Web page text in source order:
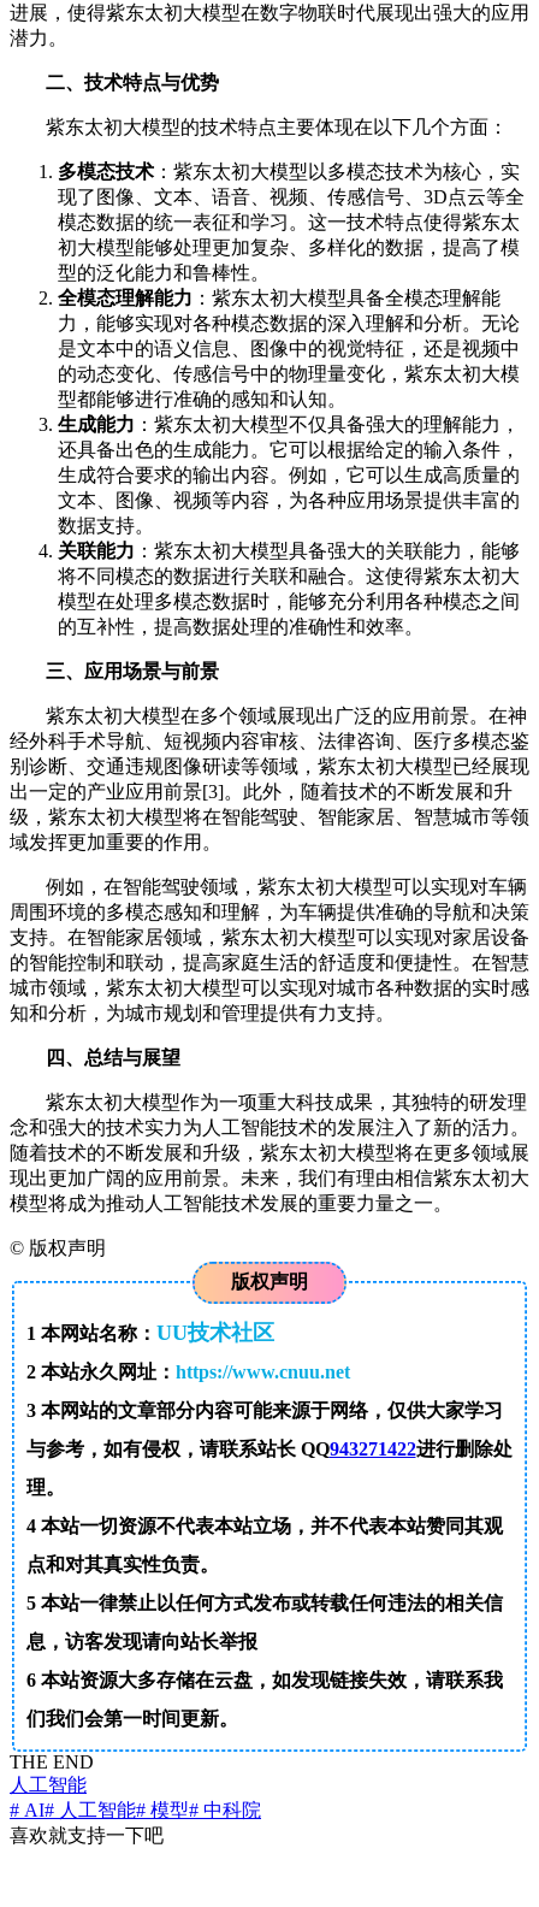
进展，使得紫东太初大模型在数字物联时代展现出强大的应用
潜力。
二、技术特点与优势
紫东太初大模型的技术特点主要体现在以下几个方面：
多模态技术 ：紫东太初大模型以多模态技术为核心，实
现了图像、文本、语音、视频、传感信号、3D点云等全
模态数据的统一表征和学习。这一技术特点使得紫东太
初大模型能够处理更加复杂、多样化的数据，提高了模
型的泛化能力和鲁棒性。
全模态理解能力 ：紫东太初大模型具备全模态理解能
力，能够实现对各种模态数据的深入理解和分析。无论
是文本中的语义信息、图像中的视觉特征，还是视频中
的动态变化、传感信号中的物理量变化，紫东太初大模
型都能够进行准确的感知和认知。
生成能力 ：紫东太初大模型不仅具备强大的理解能力，
还具备出色的生成能力。它可以根据给定的输入条件，
生成符合要求的输出内容。例如，它可以生成高质量的
文本、图像、视频等内容，为各种应用场景提供丰富的
数据支持。
关联能力 ：紫东太初大模型具备强大的关联能力，能够
将不同模态的数据进行关联和融合。这使得紫东太初大
模型在处理多模态数据时，能够充分利用各种模态之间
的互补性，提高数据处理的准确性和效率。
三、应用场景与前景
紫东太初大模型在多个领域展现出广泛的应用前景。在神
经外科手术导航、短视频内容审核、法律咨询、医疗多模态鉴
别诊断、交通违规图像研读等领域，紫东太初大模型已经展现
出一定的产业应用前景[3]。此外，随着技术的不断发展和升
级，紫东太初大模型将在智能驾驶、智能家居、智慧城市等领
域发挥更加重要的作用。
例如，在智能驾驶领域，紫东太初大模型可以实现对车辆
周围环境的多模态感知和理解，为车辆提供准确的导航和决策
支持。在智能家居领域，紫东太初大模型可以实现对家居设备
的智能控制和联动，提高家庭生活的舒适度和便捷性。在智慧
城市领域，紫东太初大模型可以实现对城市各种数据的实时感
知和分析，为城市规划和管理提供有力支持。
四、总结与展望
紫东太初大模型作为一项重大科技成果，其独特的研发理
念和强大的技术实力为人工智能技术的发展注入了新的活力。
随着技术的不断发展和升级，紫东太初大模型将在更多领域展
现出更加广阔的应用前景。未来，我们有理由相信紫东太初大
模型将成为推动人工智能技术发展的重要力量之一。
© 版权声明
版权声明
1 本网站名称： UU技术社区
2本站永久网址： https://www.cnuu.net
3本网站的文章部分内容可能来源于网络，仅供大家学习
与参考，如有侵权，请联系站长 QQ943271422进行删除处
理。
4本站一切资源不代表本站立场，并不代表本站赞同其观
点和对其真实性负责。
5本站一律禁止以任何方式发布或转载任何违法的相关信
息，访客发现请向站长举报
6本站资源大多存储在云盘，如发现链接失效，请联系我
们我们会第一时间更新。
THE END
人工智能
# AI# 人工智能# 模型# 中科院
喜欢就支持一下吧